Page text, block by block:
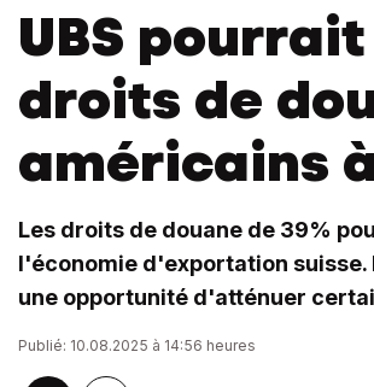
UBS
droits de
américains
Les droits de douane de 39%
l'économie d'exportation suisse.
une opportunité d'atténuer
Publié: 10.08.2025 à 14:56 heures